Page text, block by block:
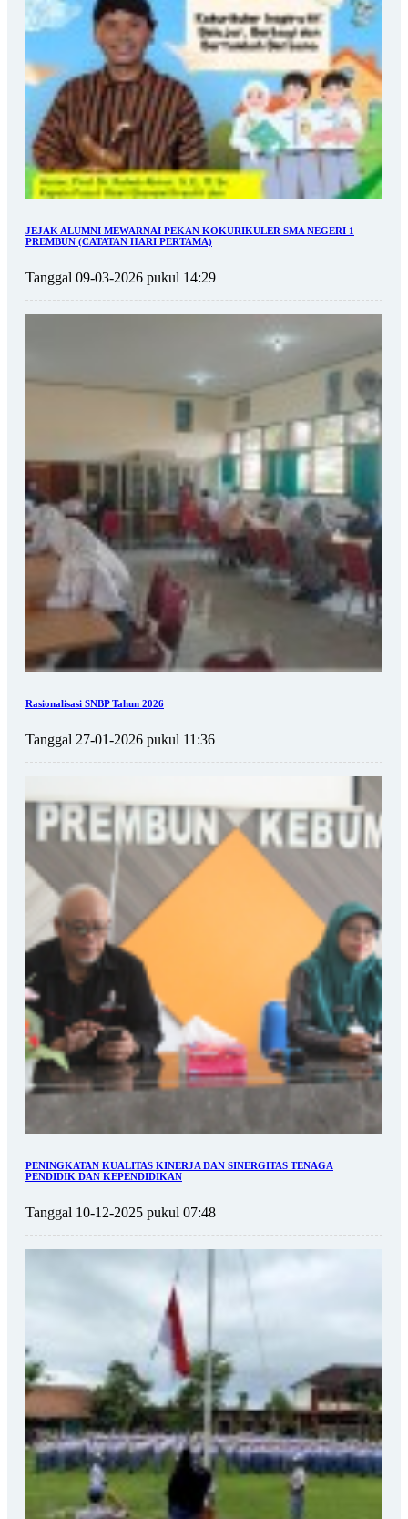
JEJAK ALUMNI MEWARNAI PEKAN KOKURIKULER SMA NEGERI 1
PREMBUN (CATATAN HARI PERTAMA)
Tanggal 09-03-2026 pukul 14:29
Rasionalisasi SNBP Tahun 2026
Tanggal 27-01-2026 pukul 11:36
PENINGKATAN KUALITAS KINERJA DAN SINERGITAS TENAGA
PENDIDIK DAN KEPENDIDIKAN
Tanggal 10-12-2025 pukul 07:48